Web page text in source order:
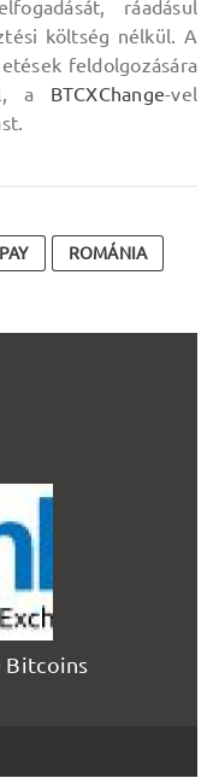
ráadásul
költség nélkül. A
feldolgozására
a BTCXChange-vel
ROMÁNIA
Bitcoins